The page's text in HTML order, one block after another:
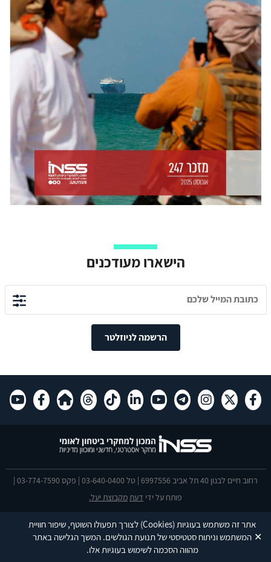
אתר זה משתמש בעוגיות(Cookies) לצורך תפעולו השוטף, שיפור חוויית
המשתמש וניתוח סטטיסטי של תנועת הגולשים. המשך הגלישה באתר
מהווה הסכמה לשימוש בעוגיות אלו.
✕
הישארו מעודכנים
הרשמה לניוזלטר
רחוב חיים לבנון 40 תל אביב 6997556 | טל 03-640-0400 | פקס 03-774-7590 |
פותח על ידי דעתמקבוצת יעל.
This site is protected by reCAPTCHA and the Google Privacy Policyand
Terms of Service apply.